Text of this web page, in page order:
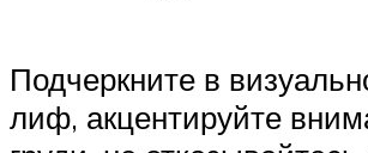
Подчеркните в
лиф, акцентируйте